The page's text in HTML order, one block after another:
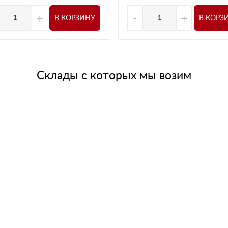
+ В КОРЗИНУ - + В
Склады с которых мы возим